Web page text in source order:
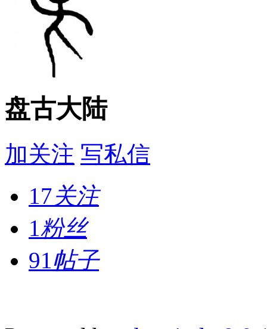
盘古大陆
加关注 写私信
17关注
1粉丝
91帖子